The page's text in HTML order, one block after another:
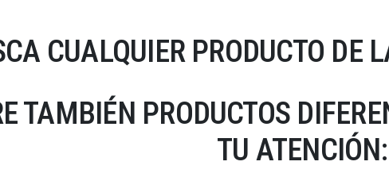
CUALQUIER PRODUCTO DE
TAMBIÉN PRODUCTOS
TU ATENCIÓN: